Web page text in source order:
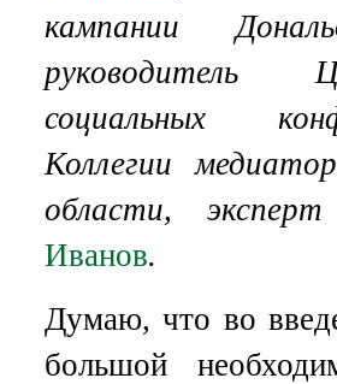
кампании
руководитель
социальных
Коллегии
области,
Иванов.
Думаю, что во
большой